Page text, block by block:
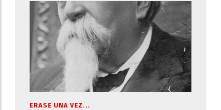
ERASE UNA VEZ...